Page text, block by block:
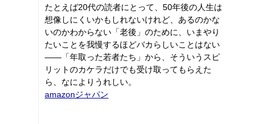
たとえば20代の読者にとって、50年後の人生は
想像しにくいかもしれないけれど、あるのかな
いのかわからない「老後」のために、いまやり
たいことを我慢するほどバカらしいことはない
――「年取った若者たち」から、そういうスピ
リットのカケラだけでも受け取ってもらえた
ら、なによりうれしい。
amazonジャパン